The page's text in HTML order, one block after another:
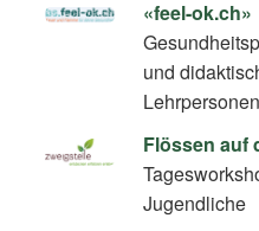
«feel-ok.ch»
und
Lehrpersonen
Flössen auf
Jugendliche